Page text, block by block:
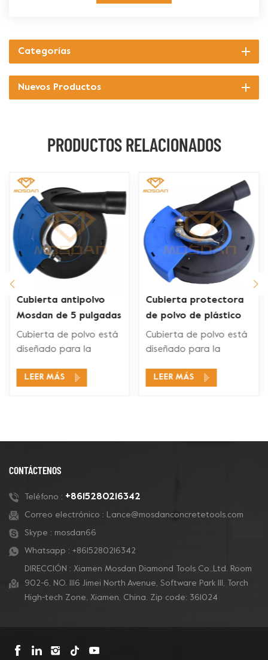
Categorías
Nuevos Productos
PRODUCTOS RELACIONADOS
Cubierta antipolvo
Mosdan de 5 pulgadas
para amoladora
angular de 4,5
Cubierta de polvo está
diseñado para la
amoladora manual.
Puede ser adecuado
de muchas marcas,
Metabo, etc.
LEER MÁS
Cubierta protectora
de polvo de plástico
de 7 pulgadas para
amoladora angular
Cubierta de polvo está
diseñado para la
amoladora manual.
LEER MÁS
CONTÁCTENOS
Teléfono : +8615280216342
Correo electrónico : Lance@mosdanconcretetools.com
Skype : mosdan66
Whatsapp : +8615280216342
DIRECCIÓN : Xiamen Mosdan Diamond Tools Co.,Ltd. Room
902-6, NO. 1116 Jimei North Avenue, Software Park Ill, Torch
High-tech Zone, Xiamen, China. Zip code: 361024